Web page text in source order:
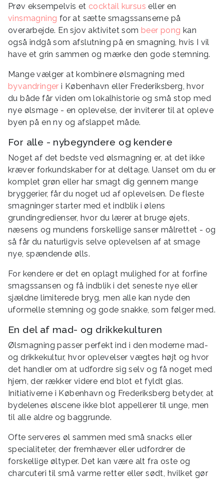
Prøv eksempelvis et cocktail kursus eller en
vinsmagning for at sætte smagssanserne på
overarbejde. En sjov aktivitet som beer pong kan
også indgå som afslutning på en smagning, hvis I vil
have et grin sammen og mærke den gode stemning.
Mange vælger at kombinere ølsmagning med
byvandringer i København eller Frederiksberg, hvor
du både får viden om lokalhistorie og små stop med
nye ølsmage - en oplevelse, der inviterer til at opleve
byen på en ny og afslappet måde.
For alle - nybegyndere og kendere
Noget af det bedste ved ølsmagning er, at det ikke
kræver forkundskaber for at deltage. Uanset om du er
komplet grøn eller har smagt dig gennem mange
bryggerier, får du noget ud af oplevelsen. De fleste
smagninger starter med et indblik i ølens
grundingredienser, hvor du lærer at bruge øjets,
næsens og mundens forskellige sanser målrettet - og
så får du naturligvis selve oplevelsen af at smage
nye, spændende ølls.
For kendere er det en oplagt mulighed for at forfine
smagssansen og få indblik i det seneste nye eller
sjældne limiterede bryg, men alle kan nyde den
uformelle stemning og gode snakke, som følger med.
En del af mad- og drikkekulturen
Ølsmagning passer perfekt ind i den moderne mad-
og drikkekultur, hvor oplevelser vægtes højt og hvor
det handler om at udfordre sig selv og få noget med
hjem, der rækker videre end blot et fyldt glas.
Initiativerne i København og Frederiksberg betyder, at
bydelenes ølscene ikke blot appellerer til unge, men
til alle aldre og baggrunde.
Ofte serveres øl sammen med små snacks eller
specialiteter, der fremhæver eller udfordrer de
forskellige øltyper. Det kan være alt fra oste og
charcuteri til små varme retter eller sødt, hvilket gør